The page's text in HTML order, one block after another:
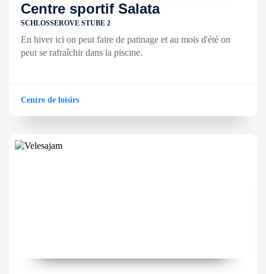
Centre sportif Salata
SCHLOSSEROVE STUBE 2
En hiver ici on peut faire de patinage et au mois d'été on
peut se rafraîchir dans la piscine.
Centre de loisirs